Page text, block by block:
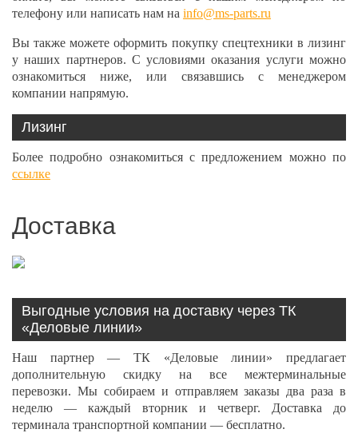
телефону или написать нам на info@ms-parts.ru
Вы также можете оформить покупку спецтехники в лизинг
у наших партнеров. С условиями оказания услуги можно
ознакомиться ниже, или связавшись с менеджером
компании напрямую.
Лизинг
Более подробно ознакомиться с предложением можно по
ссылке
Доставка
Выгодные условия на доставку через ТК
«Деловые линии»
Наш партнер — ТК «Деловые линии» предлагает
дополнительную скидку на все межтерминальные
перевозки. Мы собираем и отправляем заказы два раза в
неделю — каждый вторник и четверг. Доставка до
терминала транспортной компании — бесплатно.